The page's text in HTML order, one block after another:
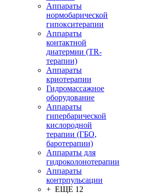
Аппараты
нормобарической
гипокситерапии
Аппараты
контактной
диатермии (TR-
терапии)
Аппараты
криотерапии
Гидромассажное
оборудование
Аппараты
гипербарической
кислородной
терапии (ГБО,
баротерапии)
Аппараты для
гидроколонотерапии
Аппараты
контрпульсации
+ ЕЩЕ 12